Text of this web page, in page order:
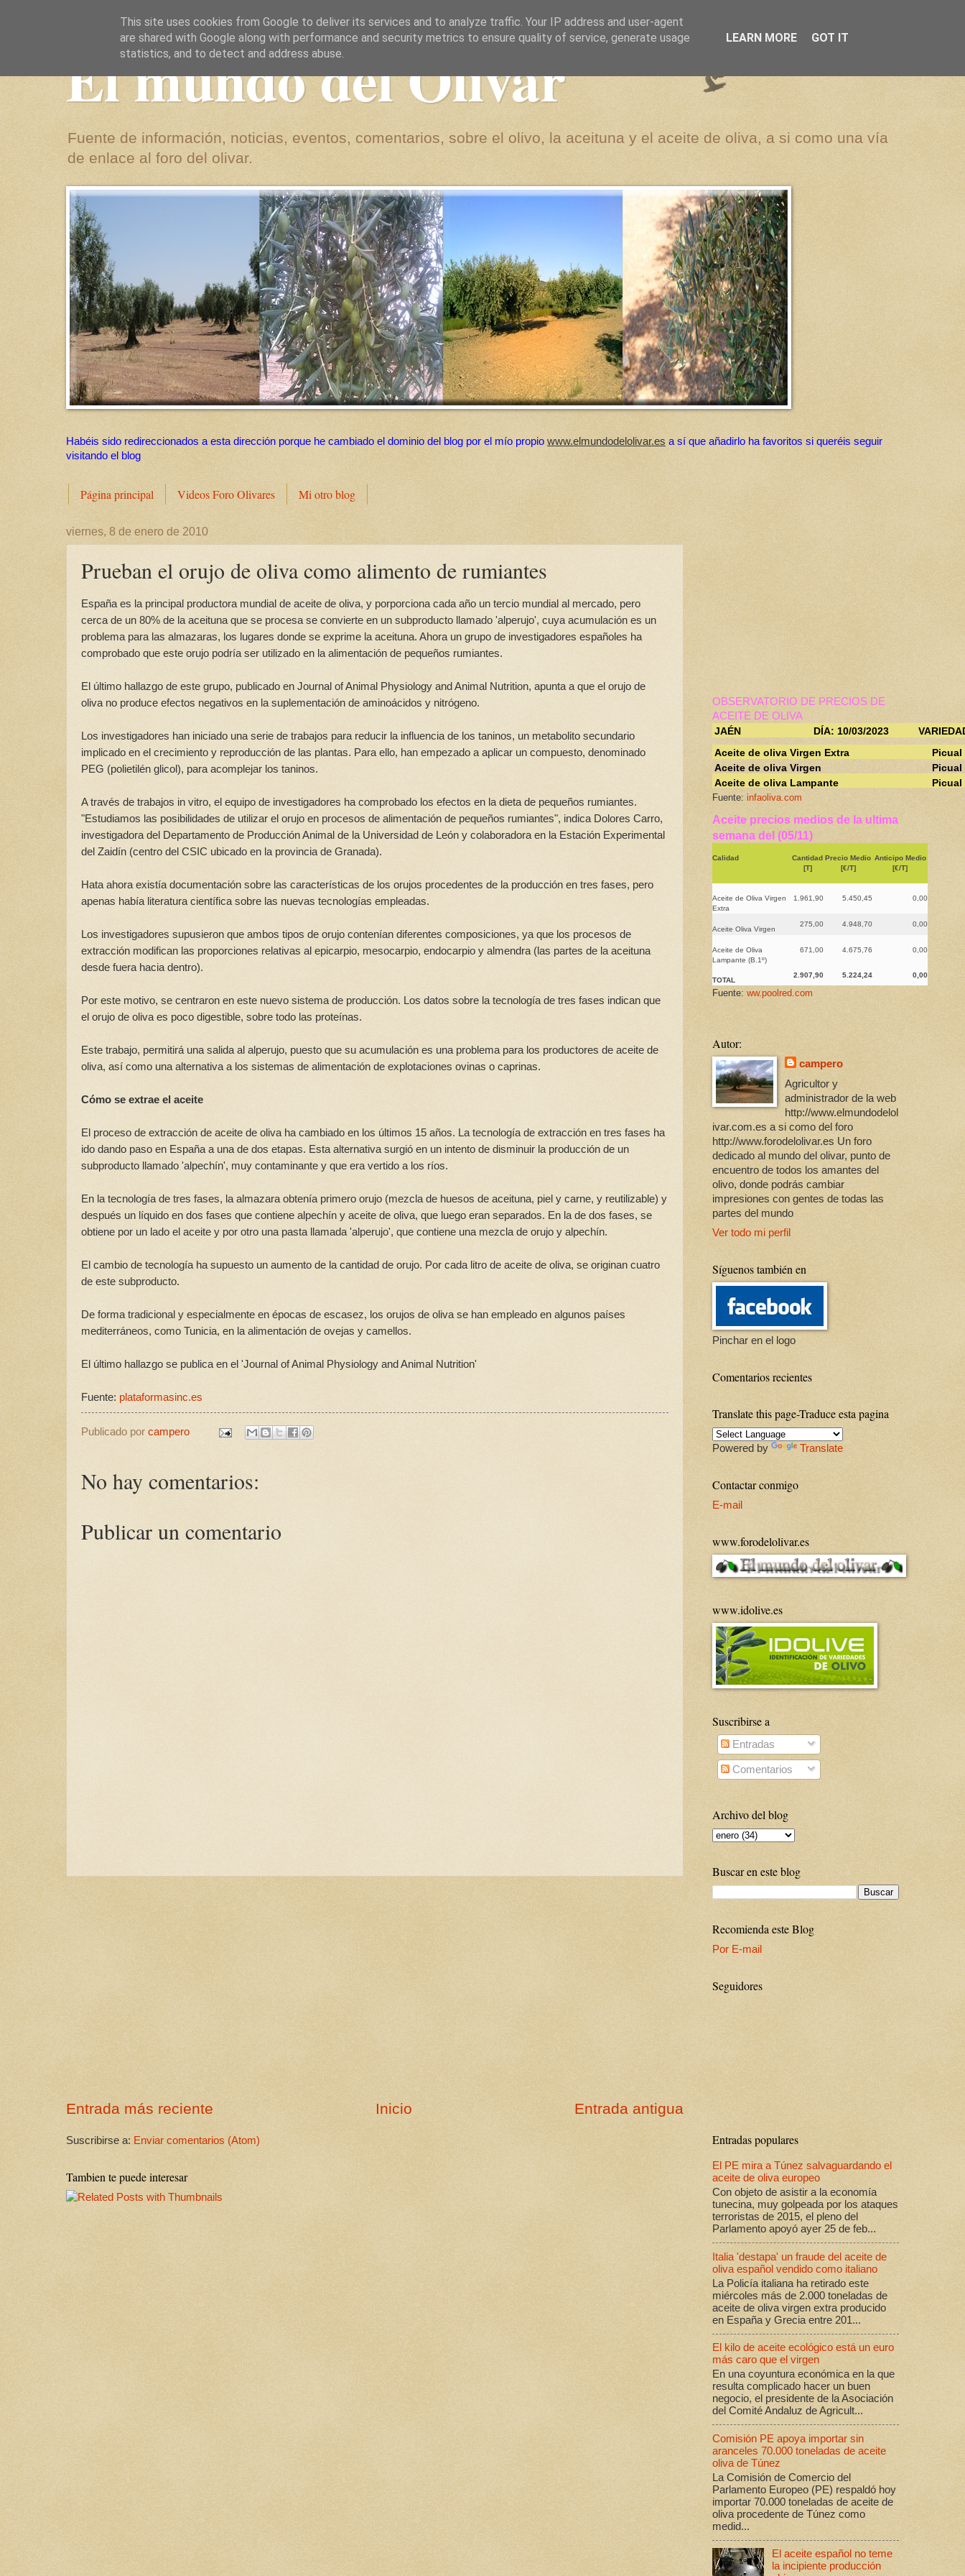
El mundo del Olivar
Fuente de información, noticias, eventos, comentarios, sobre el olivo, la aceituna y el aceite de oliva, a si como una vía
de enlace al foro del olivar.
Habéis sido redireccionados a esta dirección porque he cambiado el dominio del blog por el mío propio www.elmundodelolivar.es a sí que añadirlo ha favoritos si queréis seguir
visitando el blog
Página principal Videos Foro Olivares Mi otro blog
viernes, 8 de enero de 2010
Prueban el orujo de oliva como alimento de rumiantes
España es la principal productora mundial de aceite de oliva, y porporciona cada año un tercio mundial al mercado, pero
cerca de un 80% de la aceituna que se procesa se convierte en un subproducto llamado 'alperujo', cuya acumulación es un
problema para las almazaras, los lugares donde se exprime la aceituna. Ahora un grupo de investigadores españoles ha
comprobado que este orujo podría ser utilizado en la alimentación de pequeños rumiantes.
El último hallazgo de este grupo, publicado en Journal of Animal Physiology and Animal Nutrition, apunta a que el orujo de
oliva no produce efectos negativos en la suplementación de aminoácidos y nitrógeno.
Los investigadores han iniciado una serie de trabajos para reducir la influencia de los taninos, un metabolito secundario
implicado en el crecimiento y reproducción de las plantas. Para ello, han empezado a aplicar un compuesto, denominado
PEG (polietilén glicol), para acomplejar los taninos.
A través de trabajos in vitro, el equipo de investigadores ha comprobado los efectos en la dieta de pequeños rumiantes.
"Estudiamos las posibilidades de utilizar el orujo en procesos de alimentación de pequeños rumiantes", indica Dolores Carro,
investigadora del Departamento de Producción Animal de la Universidad de León y colaboradora en la Estación Experimental
del Zaidín (centro del CSIC ubicado en la provincia de Granada).
Hata ahora existía documentación sobre las características de los orujos procedentes de la producción en tres fases, pero
apenas había literatura científica sobre las nuevas tecnologías empleadas.
Los investigadores supusieron que ambos tipos de orujo contenían diferentes composiciones, ya que los procesos de
extracción modifican las proporciones relativas al epicarpio, mesocarpio, endocarpio y almendra (las partes de la aceituna
desde fuera hacia dentro).
Por este motivo, se centraron en este nuevo sistema de producción. Los datos sobre la tecnología de tres fases indican que
el orujo de oliva es poco digestible, sobre todo las proteínas.
Este trabajo, permitirá una salida al alperujo, puesto que su acumulación es una problema para los productores de aceite de
oliva, así como una alternativa a los sistemas de alimentación de explotaciones ovinas o caprinas.
Cómo se extrae el aceite
El proceso de extracción de aceite de oliva ha cambiado en los últimos 15 años. La tecnología de extracción en tres fases ha
ido dando paso en España a una de dos etapas. Esta alternativa surgió en un intento de disminuir la producción de un
subproducto llamado 'alpechín', muy contaminante y que era vertido a los ríos.
En la tecnología de tres fases, la almazara obtenía primero orujo (mezcla de huesos de aceituna, piel y carne, y reutilizable) y
después un líquido en dos fases que contiene alpechín y aceite de oliva, que luego eran separados. En la de dos fases, se
obtiene por un lado el aceite y por otro una pasta llamada 'alperujo', que contiene una mezcla de orujo y alpechín.
El cambio de tecnología ha supuesto un aumento de la cantidad de orujo. Por cada litro de aceite de oliva, se originan cuatro
de este subproducto.
De forma tradicional y especialmente en épocas de escasez, los orujos de oliva se han empleado en algunos países
mediterráneos, como Tunicia, en la alimentación de ovejas y camellos.
El último hallazgo se publica en el 'Journal of Animal Physiology and Animal Nutrition'
Fuente: plataformasinc.es
Publicado por campero
No hay comentarios:
Publicar un comentario
Entrada más reciente Entrada antigua
Inicio
Suscribirse a: Enviar comentarios (Atom)
Tambien te puede interesar
OBSERVATORIO DE PRECIOS DE
ACEITE DE OLIVA
JAÉN
DÍA: 10/03/2023
Aceite de oliva Virgen Extra
Picual
Aceite de oliva Virgen
Picual
Aceite de oliva Lampante
Picual
Fuente: infaoliva.com
Aceite precios medios de la ultima
semana del (05/11)
Calidad
Cantidad
[T]
Precio Medio
[€/T]
Anticipo Medio
[€/T]
Aceite de Oliva Virgen
Extra
1.961,90 5.450,45 0,00
Aceite Oliva Virgen
275,00 4.948,70 0,00
Aceite de Oliva
Lampante (B.1º)
671,00 4.675,76 0,00
TOTAL
2.907,90 5.224,24 0,00
Fuente: ww.poolred.com
Autor:
campero
Agricultor y
administrador de la web
http://www.elmundodelol
ivar.com.es a si como del foro
http://www.forodelolivar.es Un foro
dedicado al mundo del olivar, punto de
encuentro de todos los amantes del
olivo, donde podrás cambiar
impresiones con gentes de todas las
partes del mundo
Ver todo mi perfil
Síguenos también en
Pinchar en el logo
Comentarios recientes
Translate this page-Traduce esta pagina
Powered by Translate
Contactar conmigo
E-mail
www.forodelolivar.es
www.idolive.es
Suscribirse a
Entradas
Comentarios
Archivo del blog
Buscar en este blog
Recomienda este Blog
Por E-mail
Seguidores
Entradas populares
El PE mira a Túnez salvaguardando el
aceite de oliva europeo
Con objeto de asistir a la economía
tunecina, muy golpeada por los ataques
terroristas de 2015, el pleno del
Parlamento apoyó ayer 25 de feb...
Italia 'destapa' un fraude del aceite de
oliva español vendido como italiano
La Policía italiana ha retirado este
miércoles más de 2.000 toneladas de
aceite de oliva virgen extra producido
en España y Grecia entre 201...
El kilo de aceite ecológico está un euro
más caro que el virgen
En una coyuntura económica en la que
resulta complicado hacer un buen
negocio, el presidente de la Asociación
del Comité Andaluz de Agricult...
Comisión PE apoya importar sin
aranceles 70.000 toneladas de aceite
oliva de Túnez
La Comisión de Comercio del
Parlamento Europeo (PE) respaldó hoy
importar 70.000 toneladas de aceite de
oliva procedente de Túnez como
medid...
El aceite español no teme
la incipiente producción
This site uses cookies from Google to deliver its services and to analyze traffic. Your IP address and user-agent
are shared with Google along with performance and security metrics to ensure quality of service, generate usage
statistics, and to detect and address abuse.
LEARN MORE GOT IT